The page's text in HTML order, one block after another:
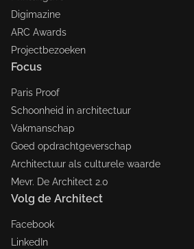
Digimazine
ARC Awards
Projectbezoeken
Focus
Paris Proof
Schoonheid in architectuur
Vakmanschap
Goed opdrachtgeverschap
Architectuur als culturele waarde
Mevr. De Architect 2.0
Volg de Architect
Facebook
LinkedIn